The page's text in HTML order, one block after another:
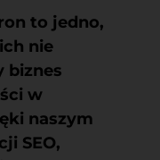
to jedno,
nie
biznes
w
naszym
SEO,